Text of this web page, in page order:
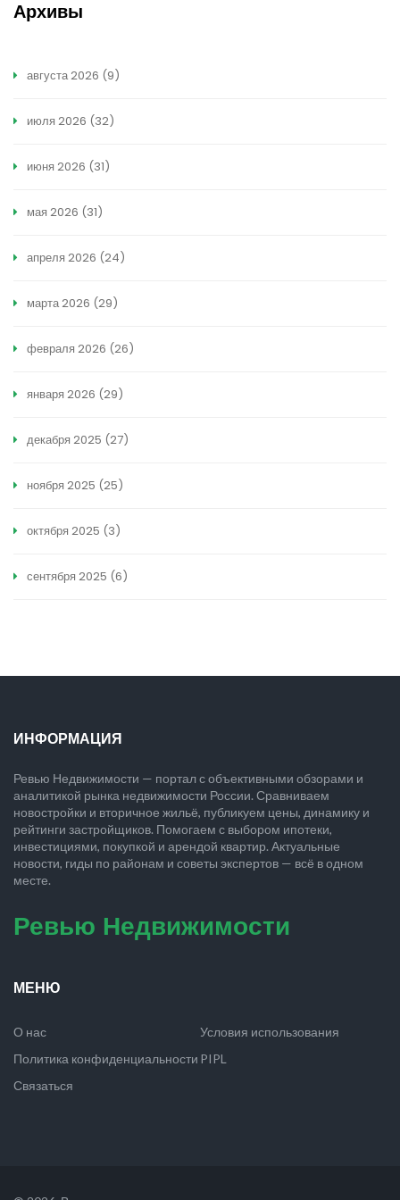
Архивы
августа 2026 (9)
июля 2026 (32)
июня 2026 (31)
мая 2026 (31)
апреля 2026 (24)
марта 2026 (29)
февраля 2026 (26)
января 2026 (29)
декабря 2025 (27)
ноября 2025 (25)
октября 2025 (3)
сентября 2025 (6)
ИНФОРМАЦИЯ
Ревью Недвижимости — портал с объективными обзорами и
аналитикой рынка недвижимости России. Сравниваем
новостройки и вторичное жильё, публикуем цены, динамику и
рейтинги застройщиков. Помогаем с выбором ипотеки,
инвестициями, покупкой и арендой квартир. Актуальные
новости, гиды по районам и советы экспертов — всё в одном
месте.
Ревью Недвижимости
МЕНЮ
О нас
Условия использования
Политика конфиденциальности PIPL
Связаться